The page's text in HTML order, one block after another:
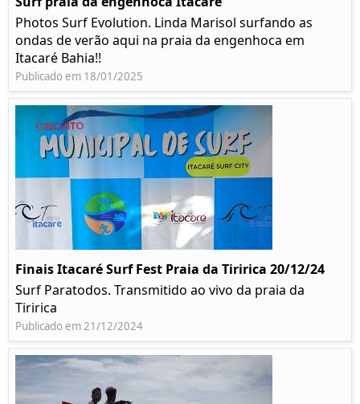
Photos Surf Evolution. Linda Marisol surfando as
ondas de verão aqui na praia da engenhoca em
Itacaré Bahia!!
Publicado em 18/01/2025
Finais Itacaré Surf Fest Praia da Tiririca 20/12/24
Surf Paratodos. Transmitido ao vivo da praia da
Tiririca
Publicado em 21/12/2024